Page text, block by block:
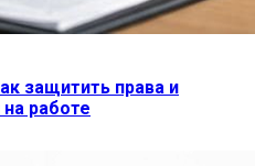
защитить права и
работе